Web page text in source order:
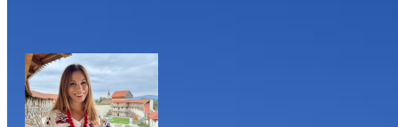
EGYÜTTMŰKÖDÉSEK
EXTRA ANYAGOK ÉS
TÁMOGATÓI OLDAL
KAPCSOLAT
RÓLAM
BEMUTATKOZÁS
SZEMÉLYES ÍRÁSOK